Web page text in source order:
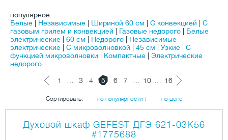
популярное:
Белые
Независимые Шириной 60 см С конвекцией
С
газовым грилем и конвекцией
Газовые недорого
Белые
электрические
60 см Недорого
Независимые
электрические
С микроволновкой 45 см Узкие
С
функцией микроволновки
Компактные
Электрические
недорого
1 3 4 5 6 7 10 16
Сортировать: по популярности ↓ по цене
Духовой шкаф GEFEST ДГЭ 621-03K56
#1775688